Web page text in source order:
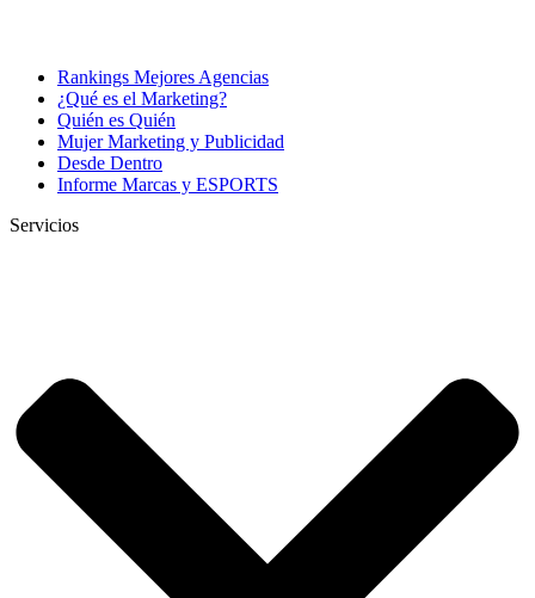
Rankings Mejores Agencias
¿Qué es el Marketing?
Quién es Quién
Mujer Marketing y Publicidad
Desde Dentro
Informe Marcas y ESPORTS
Servicios